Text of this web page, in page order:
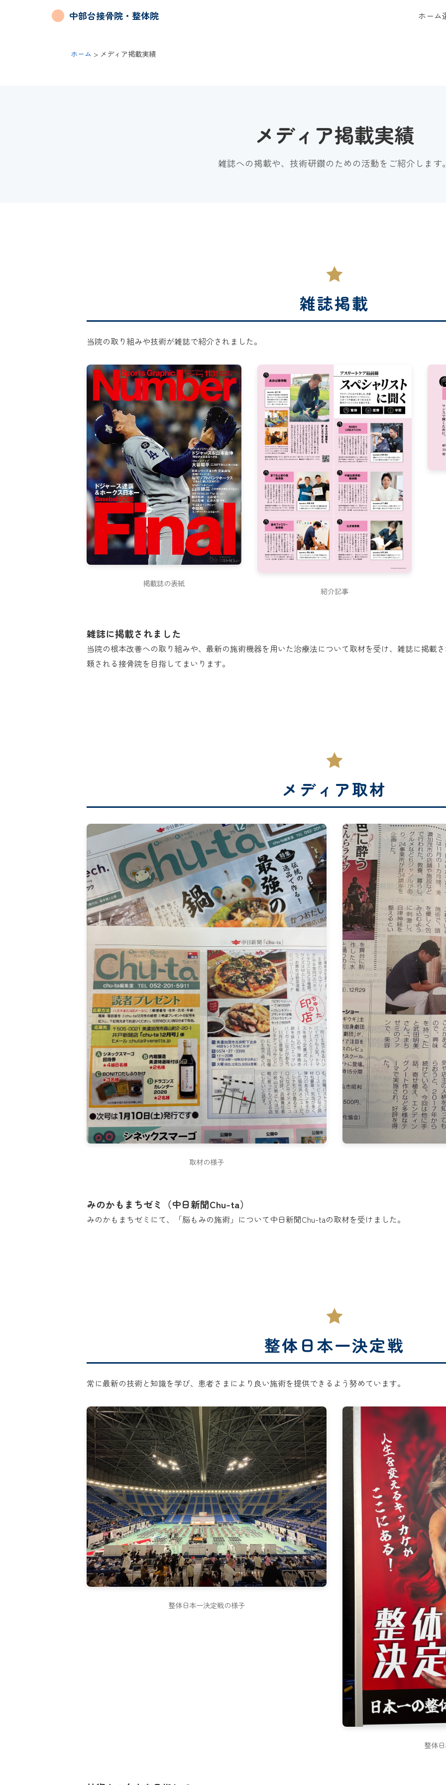
中部台接骨院・整体院 ホーム
ホーム > メディア掲載実績
メディア掲載実績
雑誌への掲載や、技術研鑽のための活動をご紹介します
雑誌掲載
当院の取り組みや技術が雑誌で紹介されました。
掲載誌の表紙
紹介記事
雑誌に掲載されました
当院の根本改善への取り組みや、最新の施術機器を用いた治療法について取材を受け、雑誌に掲載
頼される接骨院を目指してまいります。
メディア取材
取材の様子
みのかもまちゼミ（中日新聞Chu-ta）
みのかもまちゼミにて、「脳もみの施術」について中日新聞Chu-taの取材を受けました。
整体日本一決定戦
常に最新の技術と知識を学び、患者さまにより良い施術を提供できるよう努めています。
整体日本一決定戦の様子
整体